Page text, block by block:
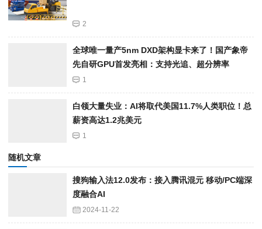
2
全球唯一量产5nm DXD架构显卡来了！国产象帝
先自研GPU首发亮相：支持光追、超分辨率
1
白领大量失业：AI将取代美国11.7%人类职位！总
薪资高达1.2兆美元
1
随机文章
搜狗输入法12.0发布：接入腾讯混元 移动/PC端深
度融合AI
2024-11-22